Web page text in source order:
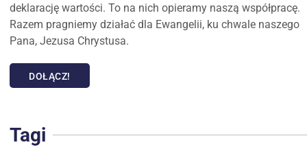
deklarację wartości. To na nich opieramy naszą współpracę.
Razem pragniemy działać dla Ewangelii, ku chwale naszego
Pana, Jezusa Chrystusa.
DOŁĄCZ!
Tagi